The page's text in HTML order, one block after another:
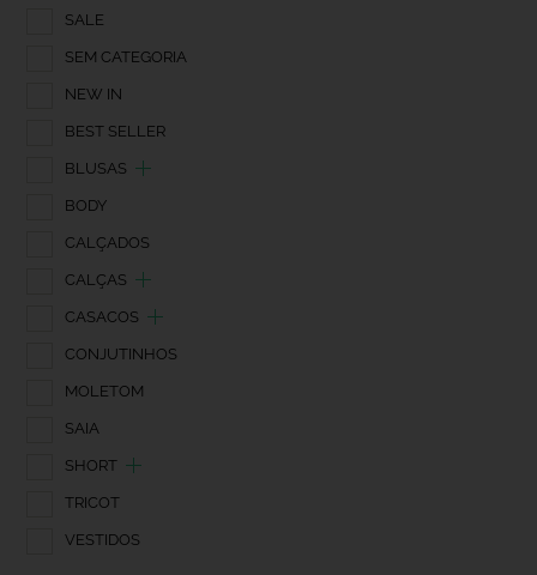
SALE
SEM CATEGORIA
NEW IN
BEST SELLER
BLUSAS
BODY
CALÇADOS
CALÇAS
CASACOS
CONJUTINHOS
MOLETOM
SAIA
SHORT
TRICOT
VESTIDOS